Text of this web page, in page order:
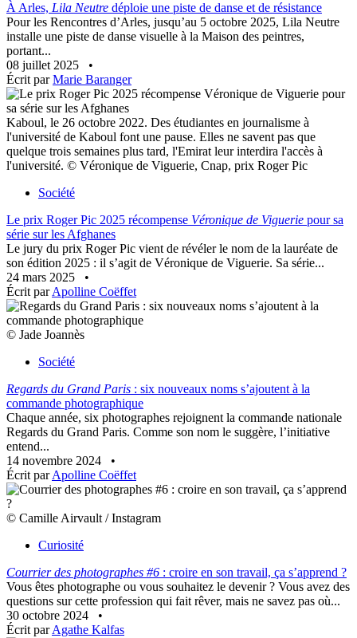
À Arles, Lila Neutre déploie une piste de danse et de résistance
Pour les Rencontres d’Arles, jusqu’au 5 octobre 2025, Lila Neutre
installe une piste de danse visuelle à la Maison des peintres,
portant...
08 juillet 2025
•
Écrit parMarie Baranger
Kaboul, le 26 octobre 2022. Des étudiantes en journalisme à
l'université de Kaboul font une pause. Elles ne savent pas que
quelque trois semaines plus tard, l'Emirat leur interdira l'accès à
l'université. © Véronique de Viguerie, Cnap, prix Roger Pic
Société
Le prix Roger Pic 2025 récompense Véronique de Viguerie pour sa
série sur les Afghanes
Le jury du prix Roger Pic vient de révéler le nom de la lauréate de
son édition 2025 : il s’agit de Véronique de Viguerie. Sa série...
24 mars 2025
•
Écrit parApolline Coëffet
© Jade Joannès
Société
Regards du Grand Paris : six nouveaux noms s’ajoutent à la
commande photographique
Chaque année, six photographes rejoignent la commande nationale
Regards du Grand Paris. Comme son nom le suggère, l’initiative
entend...
14 novembre 2024
•
Écrit parApolline Coëffet
© Camille Airvault / Instagram
Curiosité
Courrier des photographes #6 : croire en son travail, ça s’apprend ?
Vous êtes photographe ou vous souhaitez le devenir ? Vous avez des
questions sur cette profession qui fait rêver, mais ne savez pas où...
30 octobre 2024
•
Écrit parAgathe Kalfas